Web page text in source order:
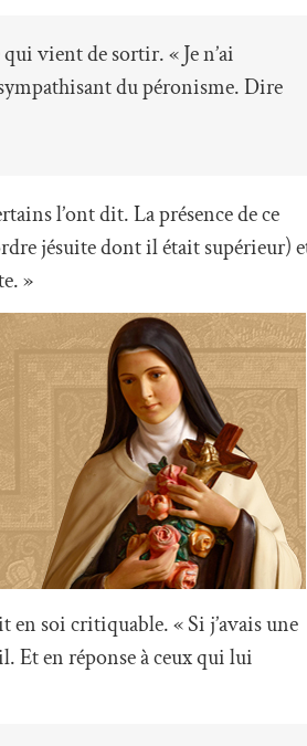
vient de sortir. « Je n’ai
du péronisme. Dire
l’ont dit. La présence de ce
jésuite dont il était supérieur)
»
en soi critiquable. « Si j’avais une
Et en réponse à ceux qui lui